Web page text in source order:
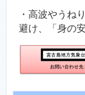
・高波やうね
避け、「身の